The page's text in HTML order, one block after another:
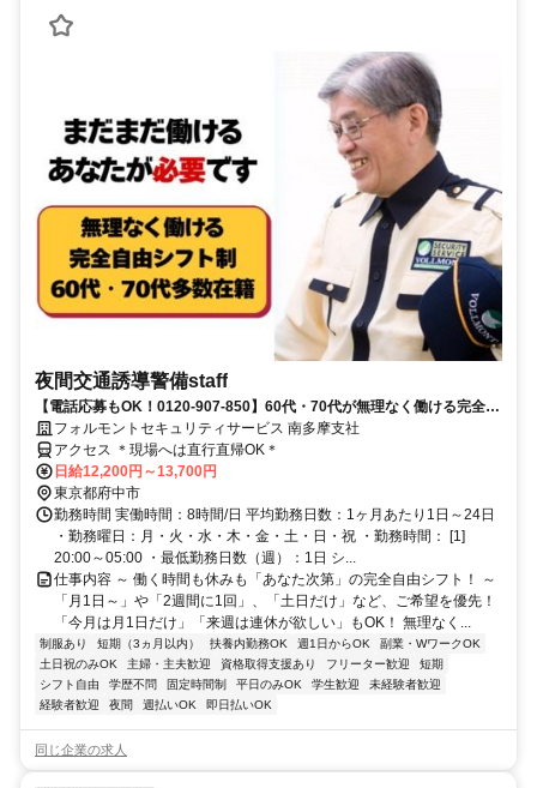
夜間交通誘導警備staff
【電話応募もOK！0120-907-850】60代・70代が無理なく働ける完全自
由シフト♪日払いOK♪
フォルモントセキュリティサービス 南多摩支社
アクセス ＊現場へは直行直帰OK＊
日給12,200円～13,700円
東京都府中市
勤務時間 実働時間：8時間/日 平均勤務日数：1ヶ月あたり1日～24日
・勤務曜日：月・火・水・木・金・土・日・祝 ・勤務時間： [1]
20:00～05:00 ・最低勤務日数（週）：1日 シ...
仕事内容 ～ 働く時間も休みも「あなた次第」の完全自由シフト！ ～
「月1日～」や「2週間に1回」、「土日だけ」など、ご希望を優先！
「今月は月1日だけ」「来週は連休が欲しい」もOK！ 無理なく...
制服あり 短期（3ヵ月以内） 扶養内勤務OK 週1日からOK
副業・WワークOK
土日祝のみOK
主婦・主夫歓迎 資格取得支援あり フリーター歓迎
短期
シフト自由
学歴不問 固定時間制 平日のみOK 学生歓迎
未経験者歓迎
経験者歓迎
夜間 週払いOK 即日払いOK
同じ企業の求人